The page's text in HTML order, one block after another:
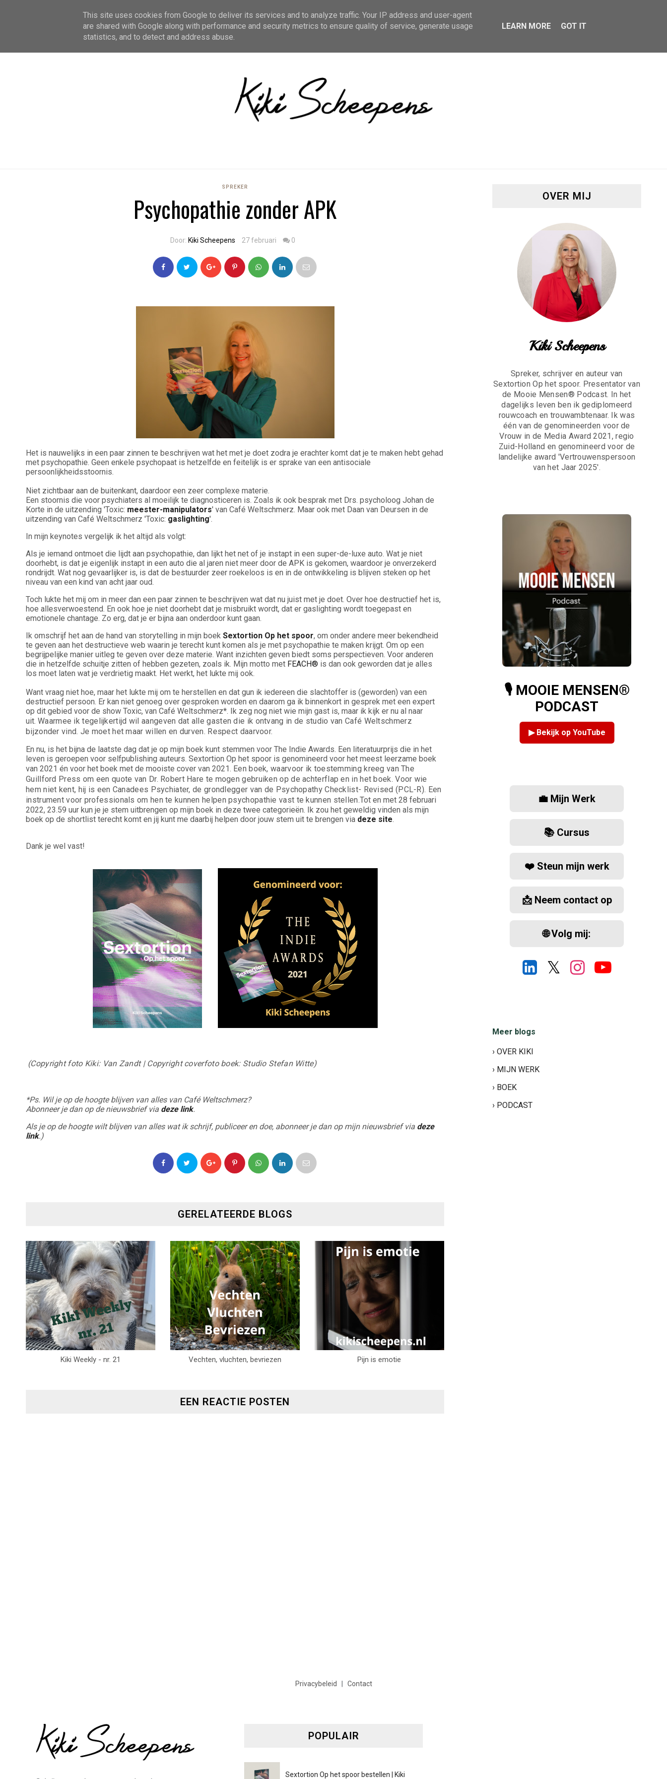
HOME
SPREKER
Psychopathie zonder APK
Door: Kiki Scheepens 27 februari 0
Het is nauwelijks in een paar zinnen te beschrijven wat het met je doet zodra je erachter komt dat je te maken hebt gehad
met psychopathie. Geen enkele psychopaat is hetzelfde en feitelijk is er sprake van een antisociale
persoonlijkheidsstoornis.
Niet zichtbaar aan de buitenkant, daardoor een zeer complexe materie.
Een stoornis die voor psychiaters al moeilijk te diagnosticeren is. Zoals ik ook besprak met Drs. psycholoog Johan de
Korte in de uitzending 'Toxic: meester-manipulators' van Café Weltschmerz. Maar ook met Daan van Deursen in de
uitzending van Café Weltschmerz 'Toxic: gaslighting'.
In mijn keynotes vergelijk ik het altijd als volgt:
Als je iemand ontmoet die lijdt aan psychopathie, dan lijkt het net of je instapt in een super-de-luxe auto. Wat je niet
doorhebt, is dat je eigenlijk instapt in een auto die al jaren niet meer door de APK is gekomen, waardoor je onverzekerd
rondrijdt. Wat nog gevaarlijker is, is dat de bestuurder zeer roekeloos is en in de ontwikkeling is blijven steken op het
niveau van een kind van acht jaar oud.
Toch lukte het mij om in meer dan een paar zinnen te beschrijven wat dat nu juist met je doet. Over hoe destructief het is,
hoe allesverwoestend. En ook hoe je niet doorhebt dat je misbruikt wordt, dat er gaslighting wordt toegepast en
emotionele chantage. Zo erg, dat je er bijna aan onderdoor kunt gaan.
Ik omschrijf het aan de hand van storytelling in mijn boek Sextortion Op het spoor, om onder andere meer bekendheid
te geven aan het destructieve web waarin je terecht kunt komen als je met psychopathie te maken krijgt. Om op een
begrijpelijke manier uitleg te geven over deze materie. Want inzichten geven biedt soms perspectieven. Voor anderen
die in hetzelfde schuitje zitten of hebben gezeten, zoals ik. Mijn motto met FEACH® is dan ook geworden dat je alles
los moet laten wat je verdrietig maakt. Het werkt, het lukte mij ook.
Want vraag niet hoe, maar het lukte mij om te herstellen en dat gun ik iedereen die slachtoffer is (geworden) van een
destructief persoon. Er kan niet genoeg over gesproken worden en daarom ga ik binnenkort in gesprek met een expert
op dit gebied voor de show Toxic, van Café Weltschmerz*. Ik zeg nog niet wie mijn gast is, maar ik kijk er nu al naar
uit. Waarmee ik tegelijkertijd wil aangeven dat alle gasten die ik ontvang in de studio van Café Weltschmerz
bijzonder vind. Je moet het maar willen en durven. Respect daarvoor.
En nu, is het bijna de laatste dag dat je op mijn boek kunt stemmen voor The Indie Awards. Een literatuurprijs die in het
leven is geroepen voor selfpublishing auteurs. Sextortion Op het spoor is genomineerd voor het meest leerzame boek
van 2021 én voor het boek met de mooiste cover van 2021. Een boek, waarvoor ik toestemming kreeg van The
Guillford Press om een quote van Dr. Robert Hare te mogen gebruiken op de achterflap en in het boek. Voor wie
hem niet kent, hij is een Canadees Psychiater, de grondlegger van de Psychopathy Checklist- Revised (PCL-R). Een
instrument voor professionals om hen te kunnen helpen psychopathie vast te kunnen stellen.Tot en met 28 februari
2022, 23.59 uur kun je je stem uitbrengen op mijn boek in deze twee categorieën. Ik zou het geweldig vinden als mijn
boek op de shortlist terecht komt en jij kunt me daarbij helpen door jouw stem uit te brengen via deze site.
Dank je wel vast!
(Copyright foto Kiki: Van Zandt | Copyright coverfoto boek: Studio Stefan Witte)
*Ps. Wil je op de hoogte blijven van alles van Café Weltschmerz?
Abonneer je dan op de nieuwsbrief via deze link.
Als je op de hoogte wilt blijven van alles wat ik schrijf, publiceer en doe, abonneer je dan op mijn nieuwsbrief via deze
link.)
GERELATEERDE BLOGS
Kiki Weekly - nr. 21 Vechten, vluchten, bevriezen Pijn is emotie
EEN REACTIE POSTEN
OVER MIJ
Kiki Scheepens
Spreker, schrijver en auteur van
Sextortion Op het spoor. Presentator van
de Mooie Mensen® Podcast. In het
dagelijks leven ben ik gediplomeerd
rouwcoach en trouwambtenaar. Ik was
één van de genomineerden voor de
Vrouw in de Media Award 2021, regio
Zuid-Holland en genomineerd voor de
landelijke award 'Vertrouwenspersoon
van het Jaar 2025'.
🎙️ MOOIE MENSEN®
PODCAST
▶ Bekijk op YouTube
💼 Mijn Werk
📚 Cursus
❤️ Steun mijn werk
📩 Neem contact op
🌐 Volg mij:
𝕏
Meer blogs
› OVER KIKI
› MIJN WERK
› BOEK
› PODCAST
Privacybeleid Contact
POPULAIR
Sextortion Op het spoor bestellen | Kiki
This site uses cookies from Google to deliver its services and to analyze traffic. Your IP address and user-agent
are shared with Google along with performance and security metrics to ensure quality of service, generate usage
statistics, and to detect and address abuse.
LEARN MORE GOT IT